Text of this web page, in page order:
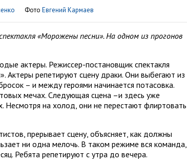
Фото Евгений Кармаев
«Морожены песни». На одном из прогонов
актеры. Режиссер-постановщик спектакля
Актеры репетируют сцену драки. Они выбегают из
– и между героями начинается потасовка.
мечах. Следующая сцена –и здесь уже
Несмотря на холод, они не перестают флиртовать
прерывает сцену, объясняет, как должны
ни одна мелочь. В таком режиме вся команда,
Ребята репетируют с утра до вечера.